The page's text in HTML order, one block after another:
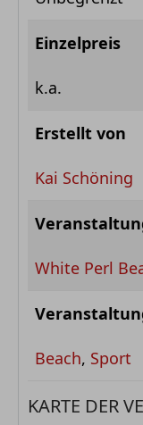
Einzelpreis
k.a.
Erstellt von
Kai Schöning
White Perl
Beach, Sport
KARTE DER